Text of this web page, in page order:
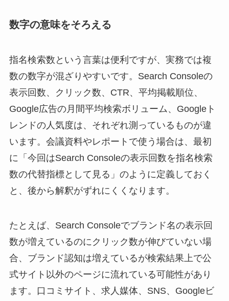
数字の意味をそろえる
指名検索数という言葉は便利ですが、実務では複
数の数字が混ざりやすいです。Search Consoleの
表示回数、クリック数、CTR、平均掲載順位、
Google広告の月間平均検索ボリューム、Googleト
レンドの人気度は、それぞれ測っているものが違
います。会議資料やレポートで使う場合は、最初
に「今回はSearch Consoleの表示回数を指名検索
数の代替指標として見る」のように定義しておく
と、後から解釈がずれにくくなります。
たとえば、Search Consoleでブランド名の表示回
数が増えているのにクリック数が伸びていない場
合、ブランド認知は増えているが検索結果上で公
式サイト以外のページに流れている可能性があり
ます。口コミサイト、求人媒体、SNS、Googleビ